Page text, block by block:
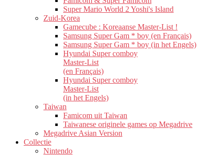
Super Mario World 2 Yoshi's Island
Zuid-Korea
Gamecube : Koreaanse Master-List !
Samsung Super Gam * boy (en Français)
Samsung Super Gam * boy (in het Engels)
Hyundai Super comboy
Master-List
(en Français)
Hyundai Super comboy
Master-List
(in het Engels)
Taiwan
Famicom uit Taiwan
Taiwanese originele games op Megadrive
Megadrive Asian Version
Collectie
Nintendo